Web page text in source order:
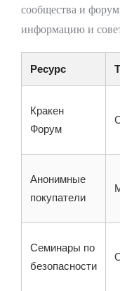
сообщества и
информацию и
Ресурс
Кракен
Форум
Анонимные
покупатели
Семинары по
безопасности